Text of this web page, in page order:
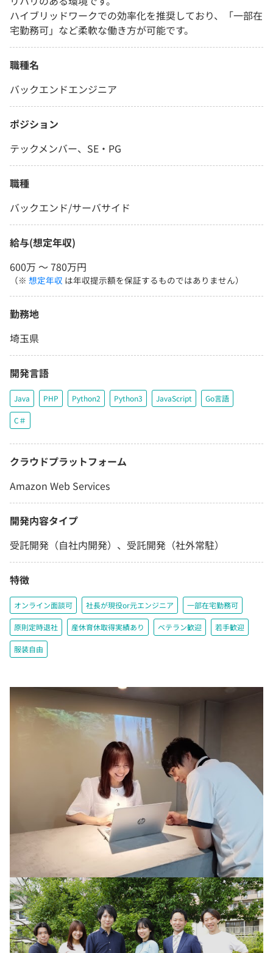
ハイブリッドワークでの効率化を推奨しており、「一部在
宅勤務可」など柔軟な働き方が可能です。
職種名
バックエンドエンジニア
ポジション
テックメンバー、SE・PG
職種
バックエンド/サーバサイド
給与(想定年収)
600万 〜 780万円
（※ 想定年収 は年収提示額を保証するものではありません）
勤務地
埼玉県
開発言語
Java PHP Python2 Python3 JavaScript Go言語
C＃
クラウドプラットフォーム
Amazon Web Services
開発内容タイプ
受託開発（自社内開発）、受託開発（社外常駐）
特徴
オンライン面談可 社長が現役or元エンジニア 一部在宅勤務可
原則定時退社 産休育休取得実績あり ベテラン歓迎 若手歓迎
服装自由